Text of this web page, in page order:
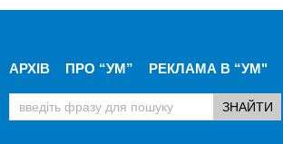
АРХІВ ПРО “УМ” РЕКЛАМА В “УМ"